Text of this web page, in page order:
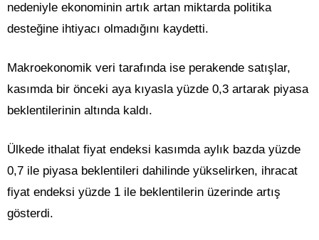
nedeniyle ekonominin artık artan miktarda politika
desteğine ihtiyacı olmadığını kaydetti.
Makroekonomik veri tarafında ise perakende satışlar,
kasımda bir önceki aya kıyasla yüzde 0,3 artarak piyasa
beklentilerinin altında kaldı.
Ülkede ithalat fiyat endeksi kasımda aylık bazda yüzde
0,7 ile piyasa beklentileri dahilinde yükselirken, ihracat
fiyat endeksi yüzde 1 ile beklentilerin üzerinde artış
gösterdi.